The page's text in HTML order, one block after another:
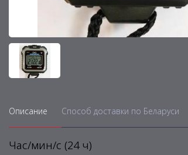
Описание Способ доставки по Беларуси
Час/мин/с (24 ч)